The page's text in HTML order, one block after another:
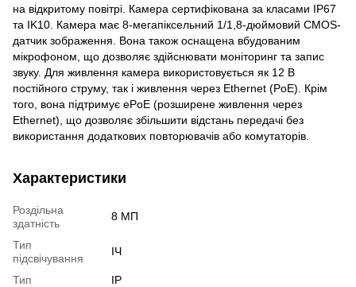
на відкритому повітрі. Камера сертифікована за класами IP67
та IK10. Камера має 8-мегапіксельний 1/1,8-дюймовий CMOS-
датчик зображення. Вона також оснащена вбудованим
мікрофоном, що дозволяє здійснювати моніторинг та запис
звуку. Для живлення камера використовується як 12 В
постійного струму, так і живлення через Ethernet (PoE). Крім
того, вона підтримує ePoE (розширене живлення через
Ethernet), що дозволяє збільшити відстань передачі без
використання додаткових повторювачів або комутаторів.
Характеристики
Роздільна
здатність
8 МП
Тип
підсвічування
ІЧ
Тип
IP